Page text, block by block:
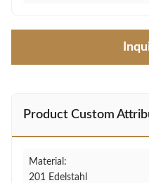
Product Custom
Material:
201 Edelstahl